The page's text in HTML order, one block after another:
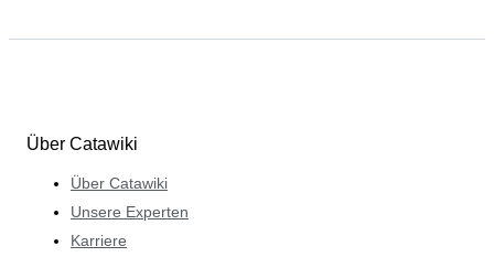
Über Catawiki
Über Catawiki
Unsere Experten
Karriere